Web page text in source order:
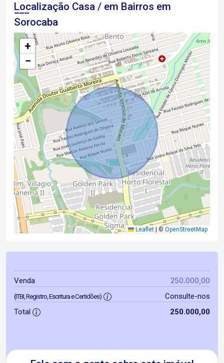
Localização Casa / em Bairros em
Sorocaba
+
−
Leaflet | © OpenStreetMap
Venda 250.000,00
(ITBI, Registro, Escritura e Certidões)
Consulte-nos
Total
250.000,00